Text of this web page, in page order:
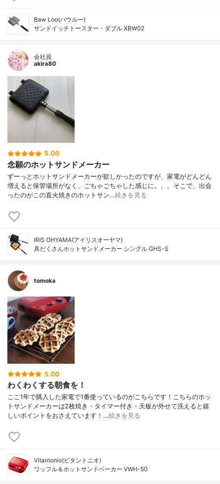
Baw Loo(バウルー)
サンドイッチトースター・ダブル XBW02
会社員
akira80
5.00
念願のホットサンドメーカー
ずーっとホットサンドメーカーが欲しかったのですが、家電がどんどん
増えると保管場所がなく、ごちゃごちゃした感じに。。。そこで、出会
ったのがこの直火焼きのホットサン…続きを見る
IRIS OHYAMA(アイリスオーヤマ)
具だくさんホットサンドメーカー シングル GHS-S
tomoka
5.00
わくわくする朝食を！
ここ1年で購入した家電で1番使っているのがこちらです！こちらのホッ
トサンドメーカーは2枚焼き・タイマー付き・天板が外せて洗えると嬉
しいポイントをおさえています！…続きを見る
Vitantonio(ビタントニオ)
ワッフル＆ホットサンドベーカー VWH-50